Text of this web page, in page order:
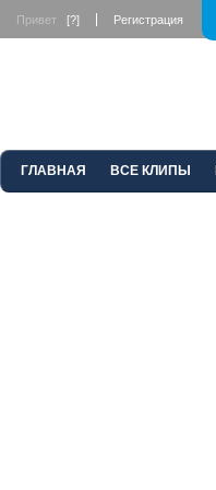
Привет [?] Регистрация
ГЛАВНАЯ ВСЕ КЛИПЫ